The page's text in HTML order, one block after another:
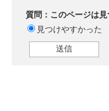
質問：このページは
見つけやすかった